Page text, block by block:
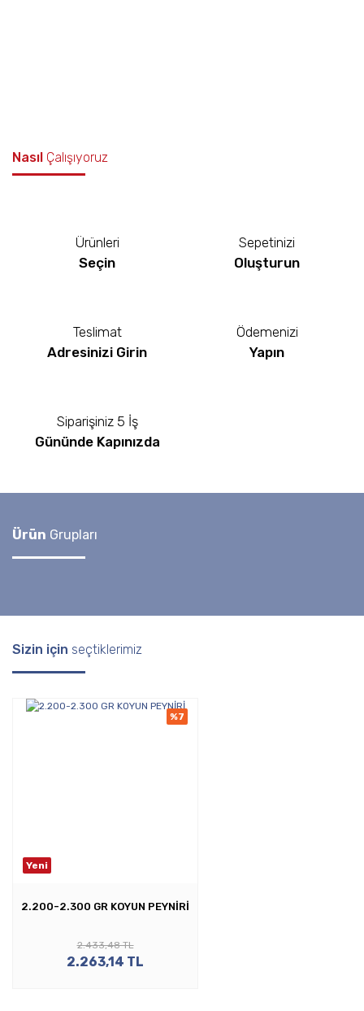
Nasıl Çalışıyoruz
Ürünleri
Seçin
Sepetinizi
Oluşturun
Teslimat
Adresinizi Girin
Ödemenizi
Yapın
Siparişiniz 5 İş
Gününde Kapınızda
Ürün Grupları
Sizin için seçtiklerimiz
%7
Yeni
2.200-2.300 GR KOYUN PEYNİRİ
2.263,14 TL
2.433,48 TL